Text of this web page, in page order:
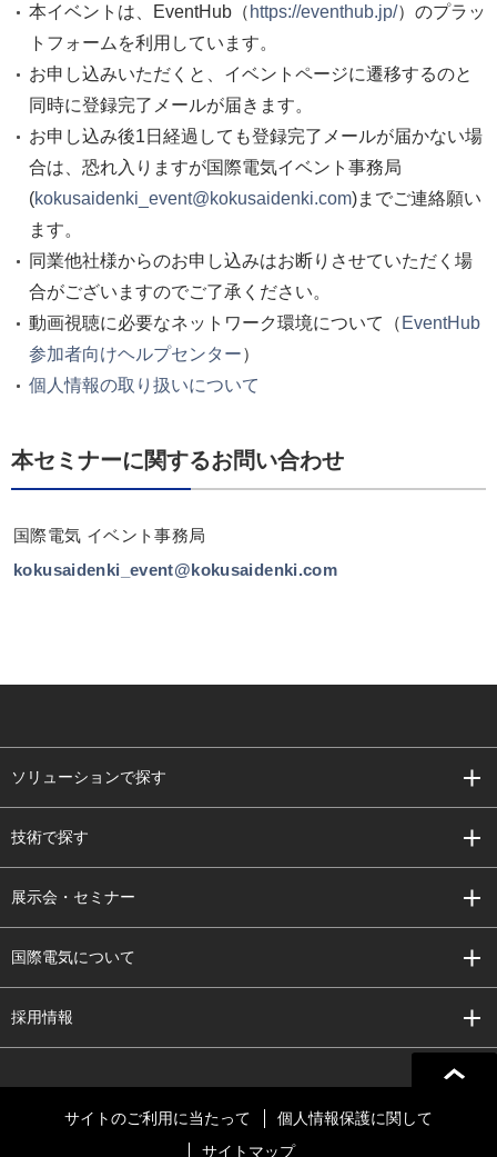
本イベントは、EventHub（ https://eventhub.jp/）のプラッ
トフォームを利用しています。
お申し込みいただくと、イベントページに遷移するのと
同時に登録完了メールが届きます。
お申し込み後1日経過しても登録完了メールが届かない場
合は、恐れ入りますが国際電気イベント事務局
(kokusaidenki_event@kokusaidenki.com)までご連絡願い
ます。
同業他社様からのお申し込みはお断りさせていただく場
合がございますのでご了承ください。
動画視聴に必要なネットワーク環境について（ EventHub
参加者向けヘルプセンター）
個人情報の取り扱いについて
本セミナーに関するお問い合わせ
国際電気 イベント事務局
kokusaidenki_event@kokusaidenki.com
ソリューションで探す
技術で探す
展示会・セミナー
国際電気について
採用情報
サイトのご利用に当たって
個人情報保護に関して
サイトマップ